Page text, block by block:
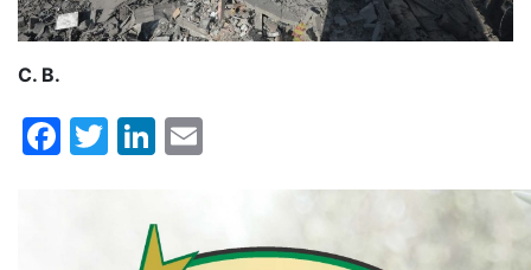
C. B.
Facebook
TwitterLinkedIn